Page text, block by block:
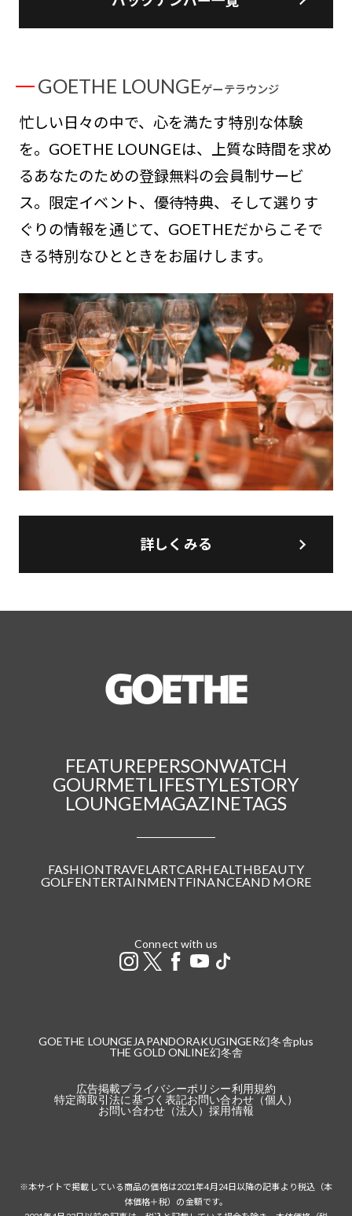
GOETHE LOUNGEゲーテラウンジ
忙しい日々の中で、心を満たす特別な体験
を。GOETHE LOUNGEは、上質な時間を求め
るあなたのための登録無料の会員制サービ
ス。限定イベント、優待特典、そして選りす
ぐりの情報を通じて、GOETHEだからこそで
きる特別なひとときをお届けします。
詳しくみる
FEATUREPERSONWATCH
GOURMETLIFESTYLESTORY
LOUNGEMAGAZINETAGS
FASHIONTRAVELARTCARHEALTHBEAUTY
GOLFENTERTAINMENTFINANCEAND MORE
Connect with us
GOETHE LOUNGE JAPANDORAKUGINGER幻冬舎plus
THE GOLD ONLINE幻冬舎
広告掲載プライバシーポリシー利用規約
特定商取引法に基づく表記お問い合わせ（個人）
お問い合わせ（法人）採用情報
※本サイトで掲載している商品の価格は2021年4月24日以降の記事より税込（本
体価格＋税）の金額です。